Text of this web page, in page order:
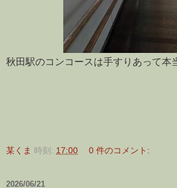
秋田駅のコンコースは手すりあって本
某くま 時刻: 17:00 0 件のコメント:
2026/06/21